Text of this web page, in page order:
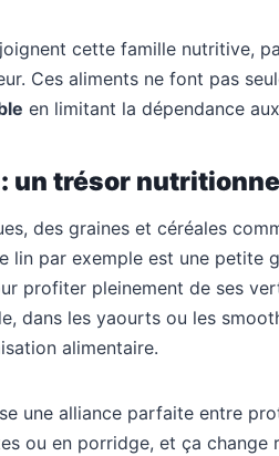
cette famille nutritive,
Ces aliments ne font pas
en limitant la dépendance
un trésor
des graines et céréales
lin par exemple est une petite
profiter pleinement de ses
dans les yaourts ou les
alimentaire.
une alliance parfaite entre
ou en porridge, et ça change